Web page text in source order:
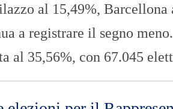
al 15,49%, Barcellona
a registrare il segno
al 35,56%, con 67.045